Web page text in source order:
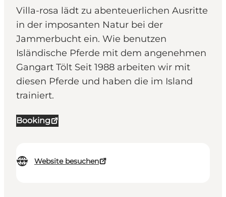
Villa-rosa lädt zu abenteuerlichen Ausritte
in der imposanten Natur bei der
Jammerbucht ein. Wie benutzen
Isländische Pferde mit dem angenehmen
Gangart Tölt Seit 1988 arbeiten wir mit
diesen Pferde und haben die im Island
trainiert.
Booking
Website besuchen